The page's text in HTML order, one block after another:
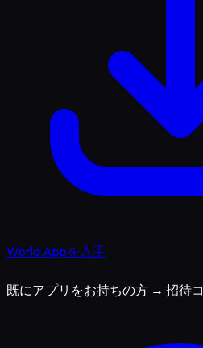
World Appを入手
既にアプリをお持ちの方 → 招待